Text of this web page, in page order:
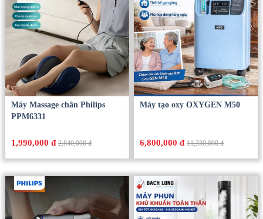
Máy Massage chân Philips
PPM6331
1,990,000 đ 2,840,000 đ
Máy tạo oxy OXYGEN M50
6,800,000 đ 11,330,000 đ